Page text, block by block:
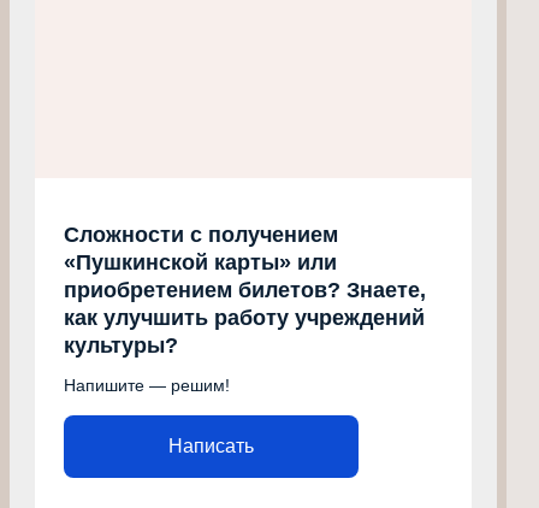
Сложности с получением
«Пушкинской карты» или
приобретением билетов? Знаете,
как улучшить работу учреждений
культуры?
Напишите — решим!
Написать